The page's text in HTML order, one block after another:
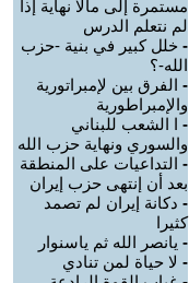
مستمرة إلى مالا نهاية إذا
لم نتعلم الدرس
- خلل كبير في بنية -حزب
الله-؟
- الفرق بين لإمبراتورية
والإمبراطورية
- ا الشعب للبناني
والسوري ونهاية حزب الله
- التداعيات على المنطقة
بعد أن إنتهى حزب إيران
- دكانة إيران لم تصمد
كثيرا
- يانصر الله ثم ياسنوار
- لا حياة لمن تنادي